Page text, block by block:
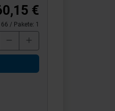
€
66 / Pakete: 1